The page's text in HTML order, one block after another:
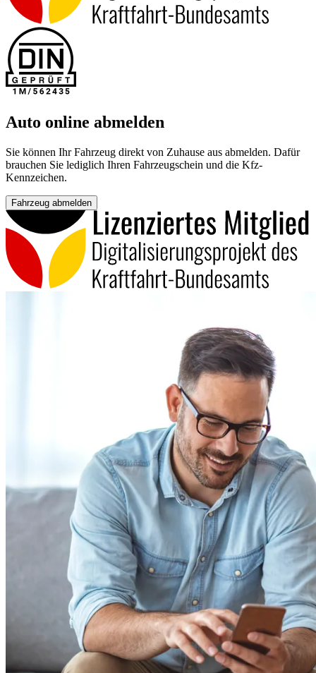
Auto online abmelden
Sie können Ihr Fahrzeug direkt von Zuhause aus abmelden. Dafür
brauchen Sie lediglich Ihren Fahrzeugschein und die Kfz-
Kennzeichen.
Fahrzeug abmelden